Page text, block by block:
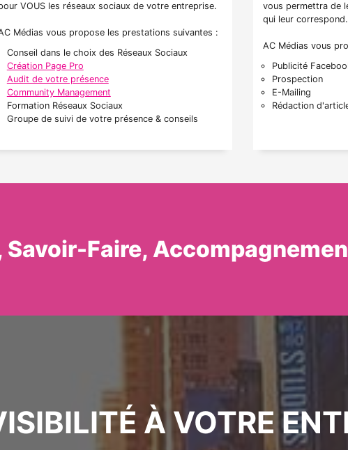
VOUS les réseaux sociaux de votre entreprise.
Médias vous propose les prestations suivantes :
Conseil dans le choix des Réseaux Sociaux
Création Page Pro
Audit de votre présence
Community Management
Formation Réseaux Sociaux
Groupe de suivi de votre présence & conseils
vous permettra de
qui leur correspond.
AC Médias vous
Publicité
Prospection
E-Mailing
Rédaction
Faire,
À VOTRE